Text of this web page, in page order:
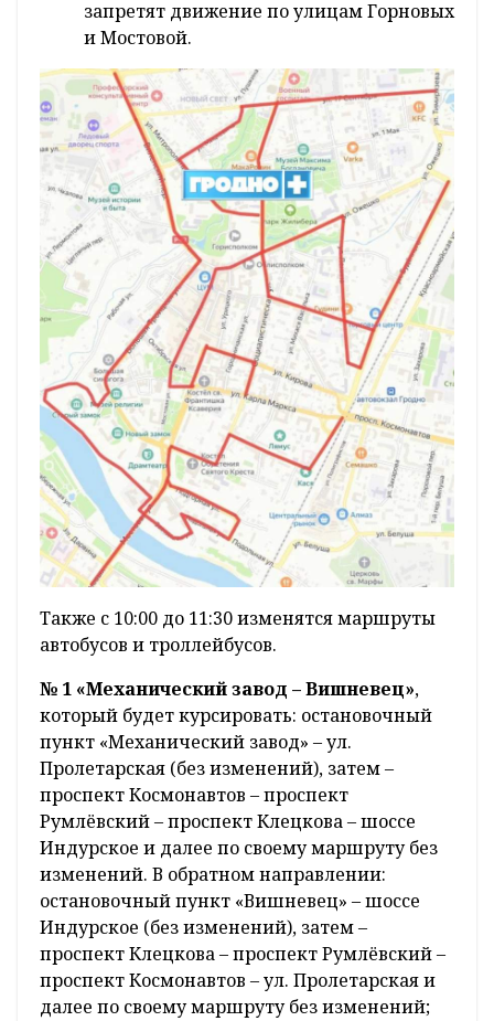
запретят движение по улицам Горновых
и Мостовой.
Также с 10:00 до 11:30 изменятся маршруты
автобусов и троллейбусов.
№ 1 «Механический завод – Вишневец»,
который будет курсировать: остановочный
пункт «Механический завод» – ул.
Пролетарская (без изменений), затем –
проспект Космонавтов – проспект
Румлёвский – проспект Клецкова – шоссе
Индурское и далее по своему маршруту без
изменений. В обратном направлении:
остановочный пункт «Вишневец» – шоссе
Индурское (без изменений), затем –
проспект Клецкова – проспект Румлёвский –
проспект Космонавтов – ул. Пролетарская и
далее по своему маршруту без изменений;